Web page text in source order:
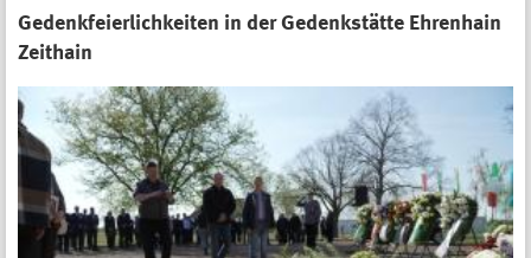
Gedenkfeierlichkeiten in der Gedenkstätte Ehrenhain
Zeithain